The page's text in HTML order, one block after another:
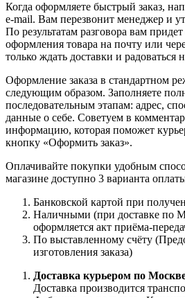
Когда оформляете быстрый заказ,
e-mail. Вам перезвонит менеджер и
По результатам разговора вам
оформления товара на почту или
только ждать доставки и радоваться
Оформление заказа в стандартном
следующим образом. Заполняете
последовательным этапам: адрес,
данные о себе. Советуем в
информацию, которая поможет
кнопку «Оформить заказ».
Оплачивайте покупки удобным
магазине доступно 3 варианта
Банковской картой при
Наличными (при доставке по
оформляется акт приёма-
По выставленному счёту
изготовления заказа)
Доставка курьером по
Доставка производится